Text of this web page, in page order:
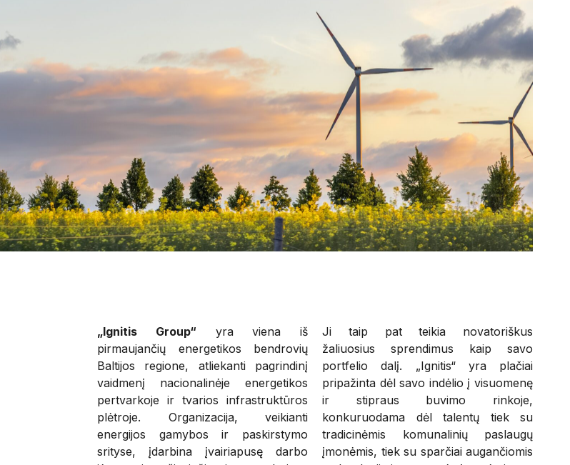
„Ignitis Group“ yra viena iš
pirmaujančių energetikos bendrovių
Baltijos regione, atliekanti pagrindinį
vaidmenį nacionalinėje energetikos
pertvarkoje ir tvarios infrastruktūros
plėtroje. Organizacija, veikianti
energijos gamybos ir paskirstymo
srityse, įdarbina įvairiapusę darbo
Ji taip pat teikia novatoriškus
žaliuosius sprendimus kaip savo
portfelio dalį. „Ignitis“ yra plačiai
pripažinta dėl savo indėlio į visuomenę
ir stipraus buvimo rinkoje,
konkuruodama dėl talentų tiek su
tradicinėmis komunalinių paslaugų
įmonėmis, tiek su sparčiai augančiomis